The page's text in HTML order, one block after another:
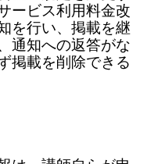
ービス利用料金改
を行い、掲載を継
通知への返答がな
掲載を削除できる